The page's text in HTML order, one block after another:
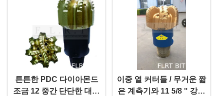
튼튼한 PDC 다이아몬드
조금 12 중간 단단한 대형
이중 열 커터들 / 무거운 짧
은 계측기와 11 5/8 " 강철